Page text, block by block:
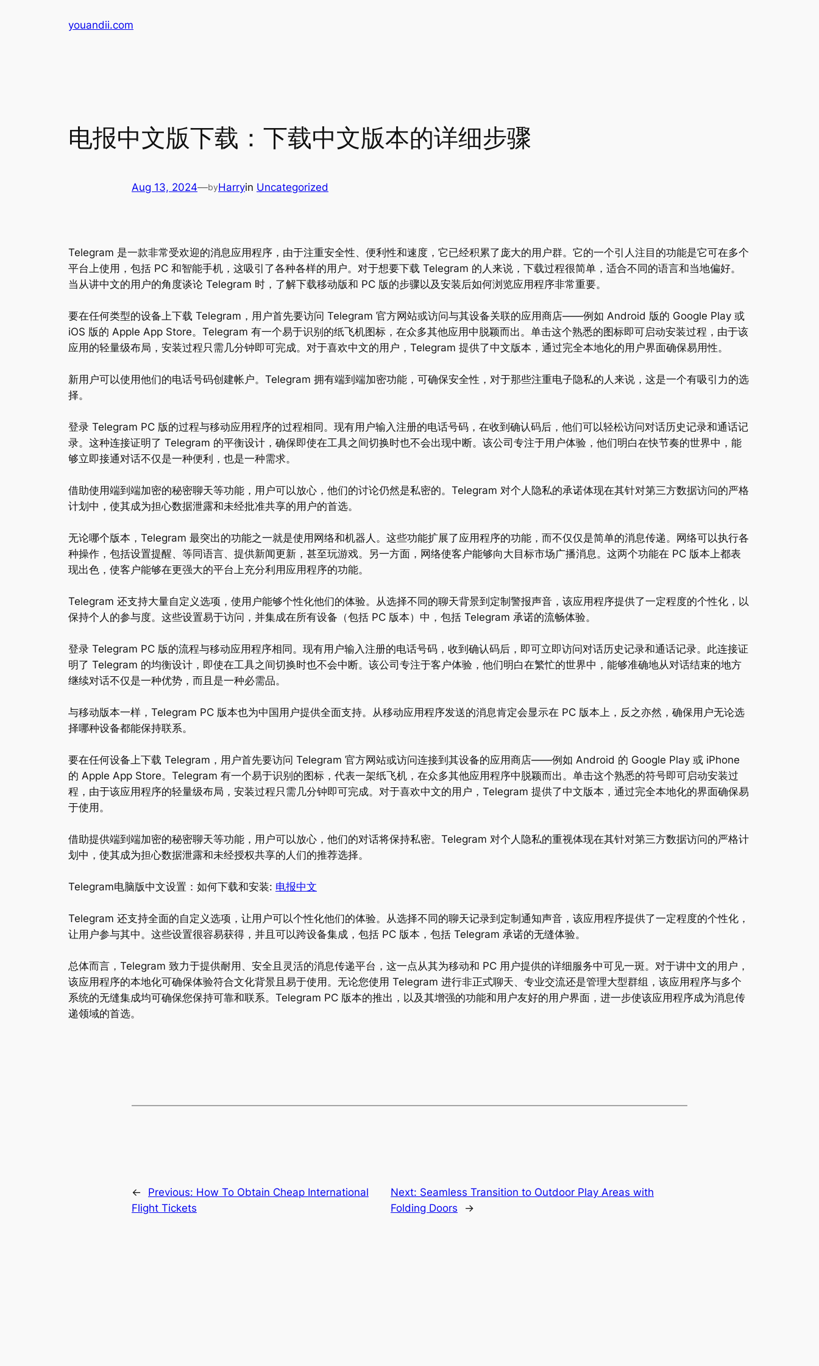
youandii.com
电报中文版下载：下载中文版本的详细步骤
Aug 13, 2024—byHarryin Uncategorized
Telegram 是一款非常受欢迎的消息应用程序，由于注重安全性、便利性和速度，它已经积累了庞大的用户群。它的一个引人注目的功能是它可在多个
平台上使用，包括 PC 和智能手机，这吸引了各种各样的用户。对于想要下载 Telegram 的人来说，下载过程很简单，适合不同的语言和当地偏好。
当从讲中文的用户的角度谈论 Telegram 时，了解下载移动版和 PC 版的步骤以及安装后如何浏览应用程序非常重要。
要在任何类型的设备上下载 Telegram，用户首先要访问 Telegram 官方网站或访问与其设备关联的应用商店——例如 Android 版的 Google Play 或
iOS 版的 Apple App Store。Telegram 有一个易于识别的纸飞机图标，在众多其他应用中脱颖而出。单击这个熟悉的图标即可启动安装过程，由于该
应用的轻量级布局，安装过程只需几分钟即可完成。对于喜欢中文的用户，Telegram 提供了中文版本，通过完全本地化的用户界面确保易用性。
新用户可以使用他们的电话号码创建帐户。Telegram 拥有端到端加密功能，可确保安全性，对于那些注重电子隐私的人来说，这是一个有吸引力的选
择。
登录 Telegram PC 版的过程与移动应用程序的过程相同。现有用户输入注册的电话号码，在收到确认码后，他们可以轻松访问对话历史记录和通话记
录。这种连接证明了 Telegram 的平衡设计，确保即使在工具之间切换时也不会出现中断。该公司专注于用户体验，他们明白在快节奏的世界中，能
够立即接通对话不仅是一种便利，也是一种需求。
借助使用端到端加密的秘密聊天等功能，用户可以放心，他们的讨论仍然是私密的。Telegram 对个人隐私的承诺体现在其针对第三方数据访问的严格
计划中，使其成为担心数据泄露和未经批准共享的用户的首选。
无论哪个版本，Telegram 最突出的功能之一就是使用网络和机器人。这些功能扩展了应用程序的功能，而不仅仅是简单的消息传递。网络可以执行各
种操作，包括设置提醒、等同语言、提供新闻更新，甚至玩游戏。另一方面，网络使客户能够向大目标市场广播消息。这两个功能在 PC 版本上都表
现出色，使客户能够在更强大的平台上充分利用应用程序的功能。
Telegram 还支持大量自定义选项，使用户能够个性化他们的体验。从选择不同的聊天背景到定制警报声音，该应用程序提供了一定程度的个性化，以
保持个人的参与度。这些设置易于访问，并集成在所有设备（包括 PC 版本）中，包括 Telegram 承诺的流畅体验。
登录 Telegram PC 版的流程与移动应用程序相同。现有用户输入注册的电话号码，收到确认码后，即可立即访问对话历史记录和通话记录。此连接证
明了 Telegram 的均衡设计，即使在工具之间切换时也不会中断。该公司专注于客户体验，他们明白在繁忙的世界中，能够准确地从对话结束的地方
继续对话不仅是一种优势，而且是一种必需品。
与移动版本一样，Telegram PC 版本也为中国用户提供全面支持。从移动应用程序发送的消息肯定会显示在 PC 版本上，反之亦然，确保用户无论选
择哪种设备都能保持联系。
要在任何设备上下载 Telegram，用户首先要访问 Telegram 官方网站或访问连接到其设备的应用商店——例如 Android 的 Google Play 或 iPhone
的 Apple App Store。Telegram 有一个易于识别的图标，代表一架纸飞机，在众多其他应用程序中脱颖而出。单击这个熟悉的符号即可启动安装过
程，由于该应用程序的轻量级布局，安装过程只需几分钟即可完成。对于喜欢中文的用户，Telegram 提供了中文版本，通过完全本地化的界面确保易
于使用。
借助提供端到端加密的秘密聊天等功能，用户可以放心，他们的对话将保持私密。Telegram 对个人隐私的重视体现在其针对第三方数据访问的严格计
划中，使其成为担心数据泄露和未经授权共享的人们的推荐选择。
Telegram电脑版中文设置：如何下载和安装: 电报中文
Telegram 还支持全面的自定义选项，让用户可以个性化他们的体验。从选择不同的聊天记录到定制通知声音，该应用程序提供了一定程度的个性化，
让用户参与其中。这些设置很容易获得，并且可以跨设备集成，包括 PC 版本，包括 Telegram 承诺的无缝体验。
总体而言，Telegram 致力于提供耐用、安全且灵活的消息传递平台，这一点从其为移动和 PC 用户提供的详细服务中可见一斑。对于讲中文的用户，
该应用程序的本地化可确保体验符合文化背景且易于使用。无论您使用 Telegram 进行非正式聊天、专业交流还是管理大型群组，该应用程序与多个
系统的无缝集成均可确保您保持可靠和联系。Telegram PC 版本的推出，以及其增强的功能和用户友好的用户界面，进一步使该应用程序成为消息传
递领域的首选。
← Previous: How To Obtain Cheap International
Flight Tickets
Next: Seamless Transition to Outdoor Play Areas with
Folding Doors
→